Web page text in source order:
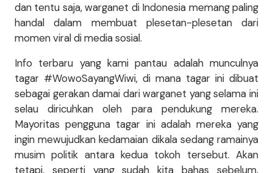
dan tentu saja, warganet di Indonesia memang paling
handal dalam membuat plesetan-plesetan dari
momen viral di media sosial.
Info terbaru yang kami pantau adalah munculnya
tagar #WowoSayangWiwi, di mana tagar ini dibuat
sebagai gerakan damai dari warganet yang selama ini
selau diricuhkan oleh para pendukung mereka.
Mayoritas pengguna tagar ini adalah mereka yang
ingin mewujudkan kedamaian dikala sedang ramainya
musim politik antara kedua tokoh tersebut. Akan
tetapi, seperti yang sudah kita bahas sebelum,